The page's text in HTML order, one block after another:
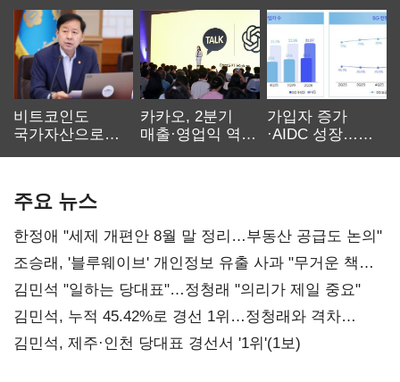
비트코인도
국가자산으로…'
카카오, 2분기
매출·영업익 역대
가입자 증가
·AIDC 성장…
주요 뉴스
한정애 "세제 개편안 8월 말 정리…부동산 공급도 논의"
조승래, '블루웨이브' 개인정보 유출 사과 "무거운 책임
통감"
김민석 "일하는 당대표"…정청래 "의리가 제일 중요"
김민석, 누적 45.42%로 경선 1위…정청래와 격차
0.86%p(2보)
김민석, 제주·인천 당대표 경선서 '1위'(1보)